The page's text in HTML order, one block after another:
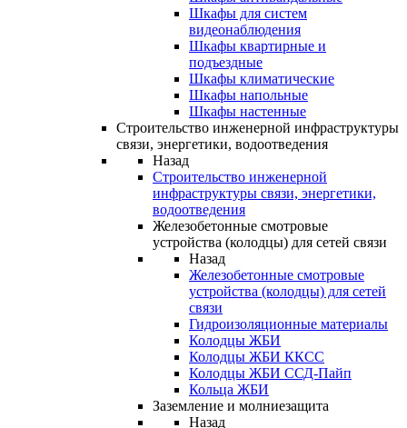
Шкафы для систем
видеонаблюдения
Шкафы квартирные и
подъездные
Шкафы климатические
Шкафы напольные
Шкафы настенные
Строительство инженерной инфраструктуры
связи, энергетики, водоотведения
Назад
Строительство инженерной
инфраструктуры связи, энергетики,
водоотведения
Железобетонные смотровые
устройства (колодцы) для сетей связи
Назад
Железобетонные смотровые
устройства (колодцы) для сетей
связи
Гидроизоляционные материалы
Колодцы ЖБИ
Колодцы ЖБИ ККСС
Колодцы ЖБИ ССД-Пайп
Кольца ЖБИ
Заземление и молниезащита
Назад